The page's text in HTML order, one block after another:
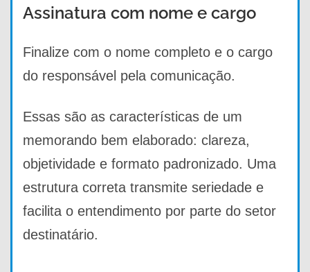
Assinatura com nome e cargo
Finalize com o nome completo e o cargo
do responsável pela comunicação.
Essas são as características de um
memorando bem elaborado: clareza,
objetividade e formato padronizado. Uma
estrutura correta transmite seriedade e
facilita o entendimento por parte do setor
destinatário.